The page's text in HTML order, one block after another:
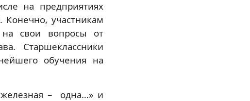
на предприятиях
участникам
на свои вопросы от
Старшеклассники
обучения на
железная – одна…» и